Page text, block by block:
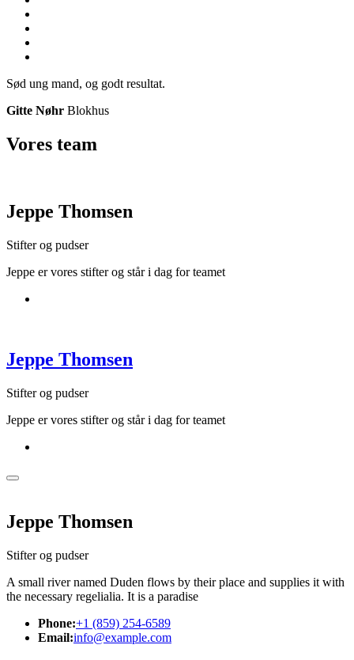
Sød ung mand, og godt resultat.
Gitte Nøhr Blokhus
Vores team
Jeppe Thomsen
Stifter og pudser
Jeppe er vores stifter og står i dag for teamet
Jeppe Thomsen
Stifter og pudser
Jeppe er vores stifter og står i dag for teamet
Jeppe Thomsen
Stifter og pudser
A small river named Duden flows by their place and supplies it with
the necessary regelialia. It is a paradise
Phone:+1 (859) 254-6589
Email:info@example.com